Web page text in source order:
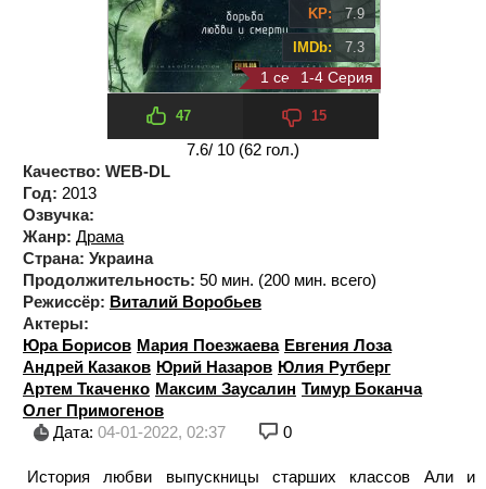
1 сезон 4 серия
1-4 Серия
KP: 7.9
IMDb: 7.3
47 15
7.6/ 10 (62 гол.)
Качество: WEB-DL
Год: 2013
Озвучка:
Жанр: Драма
Страна: Украина
Продолжительность: 50 мин. (200 мин. всего)
Режиссёр: Виталий Воробьев
Актеры:
Юра Борисов Мария Поезжаева Евгения Лоза
Андрей Казаков Юрий Назаров Юлия Рутберг
Артем Ткаченко Максим Заусалин Тимур Боканча
Олег Примогенов
Дата: 04-01-2022, 02:37 0
История любви выпускницы старших классов Али и